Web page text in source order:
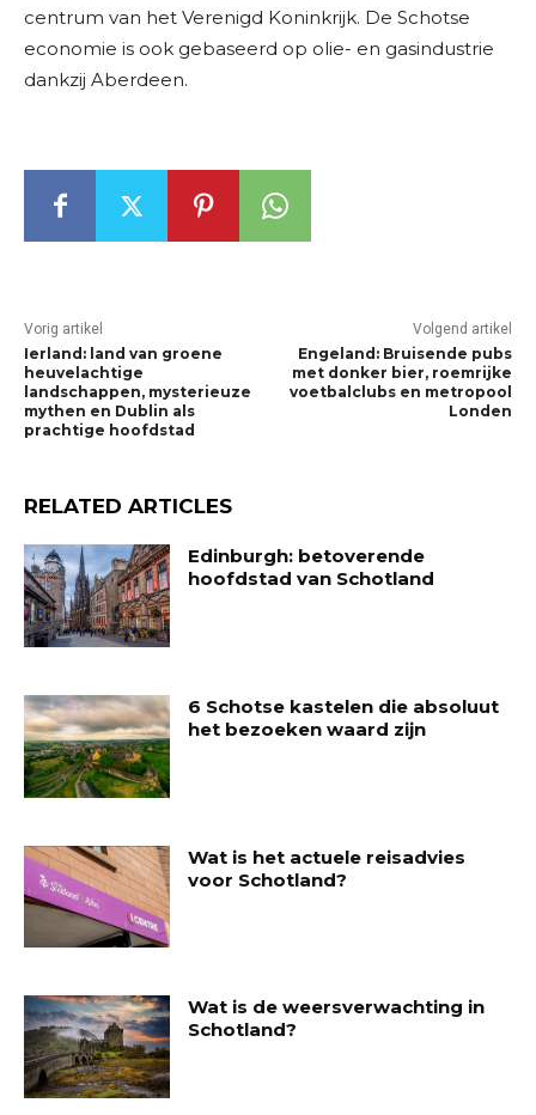
centrum van het Verenigd Koninkrijk. De Schotse
economie is ook gebaseerd op olie- en gasindustrie
dankzij Aberdeen.
Vorig artikel
Ierland: land van groene
heuvelachtige
landschappen, mysterieuze
mythen en Dublin als
prachtige hoofdstad
Volgend artikel
Engeland: Bruisende pubs
met donker bier, roemrijke
voetbalclubs en metropool
Londen
RELATED ARTICLES
Edinburgh: betoverende
hoofdstad van Schotland
6 Schotse kastelen die absoluut
het bezoeken waard zijn
Wat is het actuele reisadvies
voor Schotland?
Wat is de weersverwachting in
Schotland?